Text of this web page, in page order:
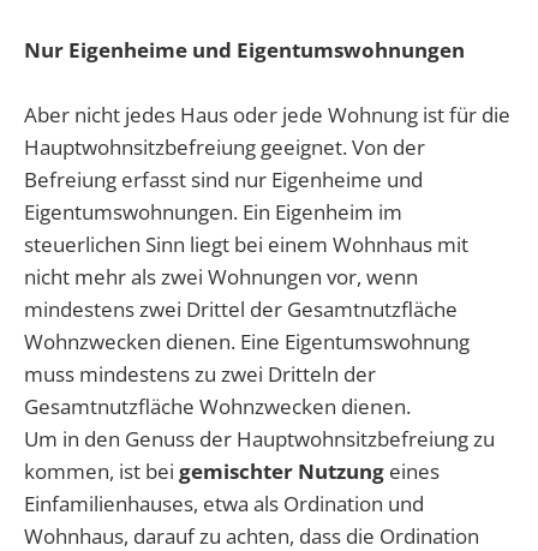
Nur Eigenheime und Eigentumswohnungen
Aber nicht jedes Haus oder jede Wohnung ist für die
Hauptwohnsitzbefreiung geeignet. Von der
Befreiung erfasst sind nur Eigenheime und
Eigentumswohnungen. Ein Eigenheim im
steuerlichen Sinn liegt bei einem Wohnhaus mit
nicht mehr als zwei Wohnungen vor, wenn
mindestens zwei Drittel der Gesamtnutzfläche
Wohnzwecken dienen. Eine Eigentumswohnung
muss mindestens zu zwei Dritteln der
Gesamtnutzfläche Wohnzwecken dienen.
Um in den Genuss der Hauptwohnsitzbefreiung zu
kommen, ist bei gemischter Nutzung eines
Einfamilienhauses, etwa als Ordination und
Wohnhaus, darauf zu achten, dass die Ordination